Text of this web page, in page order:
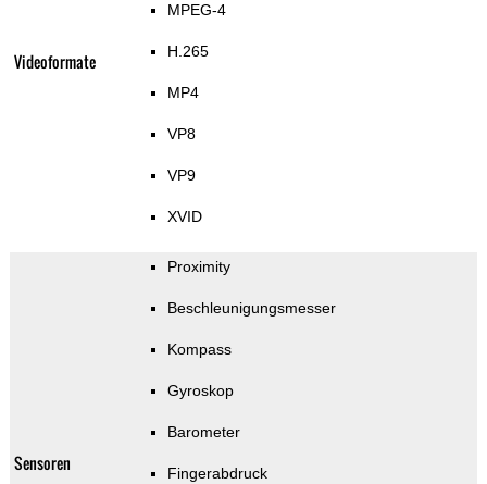
Videoformate
MPEG-4
H.265
MP4
VP8
VP9
XVID
Sensoren
Proximity
Beschleunigungsmesser
Kompass
Gyroskop
Barometer
Fingerabdruck